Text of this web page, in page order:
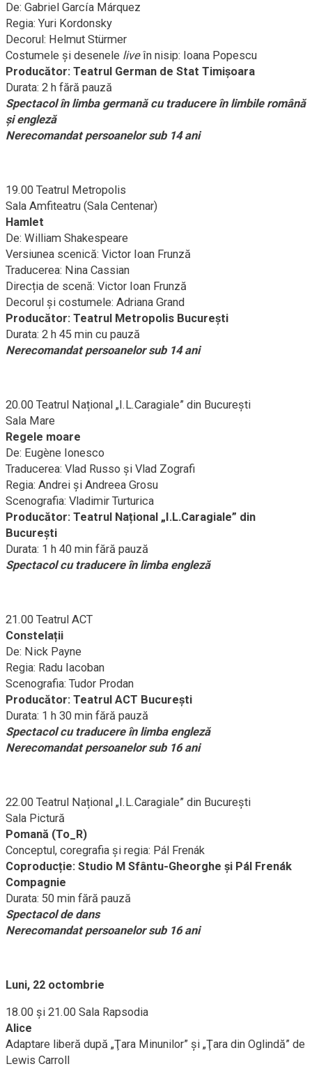
De: Gabriel García Márquez
Regia: Yuri Kordonsky
Decorul: Helmut Stürmer
Costumele și desenele liveîn nisip: Ioana Popescu
Producător: Teatrul German de Stat Timișoara
Durata: 2 h fără pauză
Spectacol în limba germană cu traducere în limbile română
și engleză
Nerecomandat persoanelor sub 14 ani
19.00 Teatrul Metropolis
Sala Amfiteatru (Sala Centenar)
Hamlet
De: William Shakespeare
Versiunea scenică: Victor Ioan Frunză
Traducerea: Nina Cassian
Direcția de scenă: Victor Ioan Frunză
Decorul și costumele: Adriana Grand
Producător: Teatrul Metropolis București
Durata: 2 h 45 min cu pauză
Nerecomandat persoanelor sub 14 ani
20.00 Teatrul Național „I.L.Caragiale” din București
Sala Mare
Regele moare
De: Eugène Ionesco
Traducerea: Vlad Russo și Vlad Zografi
Regia: Andrei și Andreea Grosu
Scenografia: Vladimir Turturica
Producător: Teatrul Național „I.L.Caragiale” din
București
Durata: 1 h 40 min fără pauză
Spectacol cu traducere în limba engleză
21.00 Teatrul ACT
Constelații
De: Nick Payne
Regia: Radu Iacoban
Scenografia: Tudor Prodan
Producător: Teatrul ACT București
Durata: 1 h 30 min fără pauză
Spectacol cu traducere în limba engleză
Nerecomandat persoanelor sub 16 ani
22.00 Teatrul Național „I.L.Caragiale” din București
Sala Pictură
Pomană (To_R)
Conceptul, coregrafia și regia: Pál Frenák
Coproducție: Studio M Sfântu-Gheorghe și Pál Frenák
Compagnie
Durata: 50 min fără pauză
Spectacol de dans
Nerecomandat persoanelor sub 16 ani
Luni, 22 octombrie
18.00 și 21.00 Sala Rapsodia
Alice
Adaptare liberă după „Ţara Minunilor” şi „Ţara din Oglindă” de
Lewis Carroll